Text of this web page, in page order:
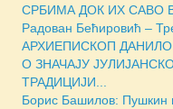
СРБИМА ДОК ИХ САВО
Радован Бећировић –
АРХИЕПИСКОП ДАНИЛО
О ЗНАЧАЈУ
ТРАДИЦИЈИ...
Борис Башилов: Пушкин